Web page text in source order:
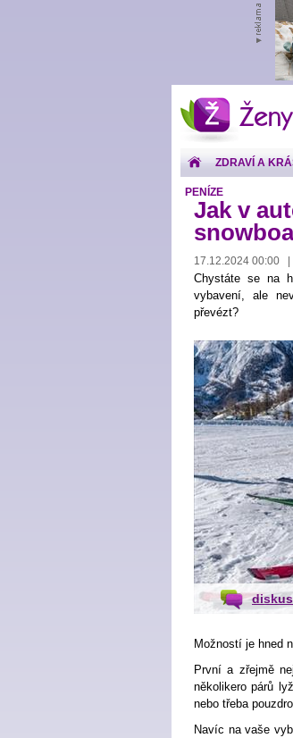
ZDRAVÍ A
PENÍZE
Jak v
17.12.2024 00:00
Chystáte se na
vybavení, ale
převézt?
Možností je hned
První a zřejmě
několikero párů
nebo třeba
Navíc na vaše